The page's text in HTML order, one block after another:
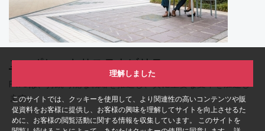
このサイトでは、クッキーを使用して、より関連性の高いコンテンツや販
促資料をお客様に提供し、お客様の興味を理解してサイトを向上させるた
めに、お客様の閲覧活動に関する情報を収集しています。 このサイトを
理解しました
コーポレートサステナビリティ
PwCは、持続可能な戦略を推進し、真に重要な変革を加速し
ます。